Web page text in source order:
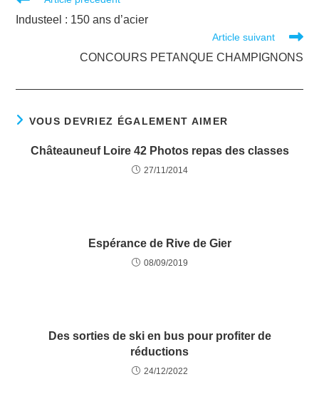
Industeel : 150 ans d’acier
Article suivant
CONCOURS PETANQUE CHAMPIGNONS
VOUS DEVRIEZ ÉGALEMENT AIMER
Châteauneuf Loire 42 Photos repas des classes
27/11/2014
Espérance de Rive de Gier
08/09/2019
Des sorties de ski en bus pour profiter de
réductions
24/12/2022